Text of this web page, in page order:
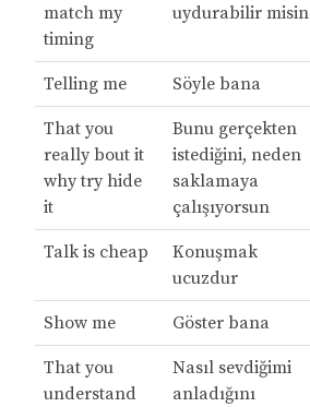
match my
timing
uydurabilir misin
Telling me Söyle bana
That you
really bout it
why try hide
it
Bunu gerçekten
istediğini, neden
saklamaya
çalışıyorsun
Talk is cheap
Konuşmak
ucuzdur
Show me Göster bana
That you
understand
Nasıl sevdiğimi
anladığını